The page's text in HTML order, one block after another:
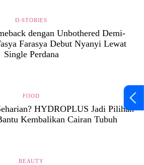
D-STORIES
dengan Unbothered Demi-
Farasya Debut Nyanyi Lewat
Single Perdana
FOOD
HYDROPLUS Jadi Pilihan
Kembalikan Cairan Tubuh
BEAUTY